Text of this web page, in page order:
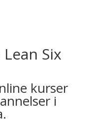
Six
kurser
i